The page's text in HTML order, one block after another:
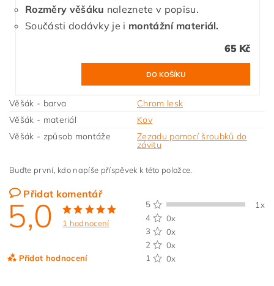
Rozměry věšáku naleznete v popisu.
Součásti dodávky je i montážní materiál.
65 Kč
Věšák - barva
Chrom lesk
Věšák - materiál
Kov
Věšák - způsob montáže
Zezadu pomocí šroubků do
závitu
Buďte první, kdo napíše příspěvek k této položce.
Přidat komentář
5,0 1 hodnocení
Přidat hodnocení
5
1x
4
0x
3
0x
2
0x
1
0x